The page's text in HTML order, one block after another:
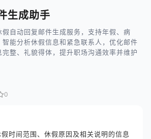
生成助手
自动回复邮件生成服务，支持年假、病
能分析休假信息和紧急联系人，优化邮件
整、礼貌得体，提升职场沟通效率并维护
0
时间范围、休假原因及相关说明的信息